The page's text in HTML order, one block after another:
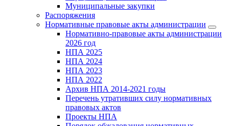
Муниципальные закупки
Распоряжения
Нормативные правовые акты администрации
Нормативно-правовые акты администрации
2026 год
НПА 2025
НПА 2024
НПА 2023
НПА 2022
Архив НПА 2014-2021 годы
Перечень утративших силу нормативных
правовых актов
Проекты НПА